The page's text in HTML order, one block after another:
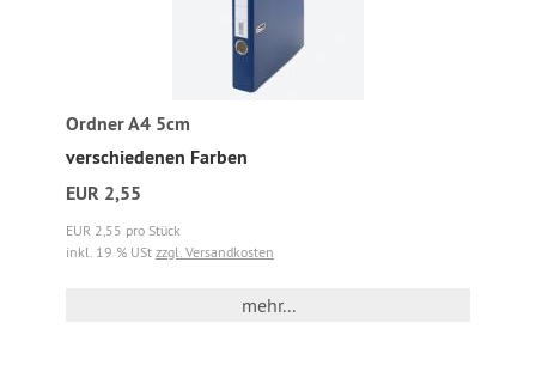
Ordner A4 5cm
verschiedenen Farben
EUR 2,55
EUR 2,55 pro Stück
inkl. 19 % USt zzgl. Versandkosten
mehr...